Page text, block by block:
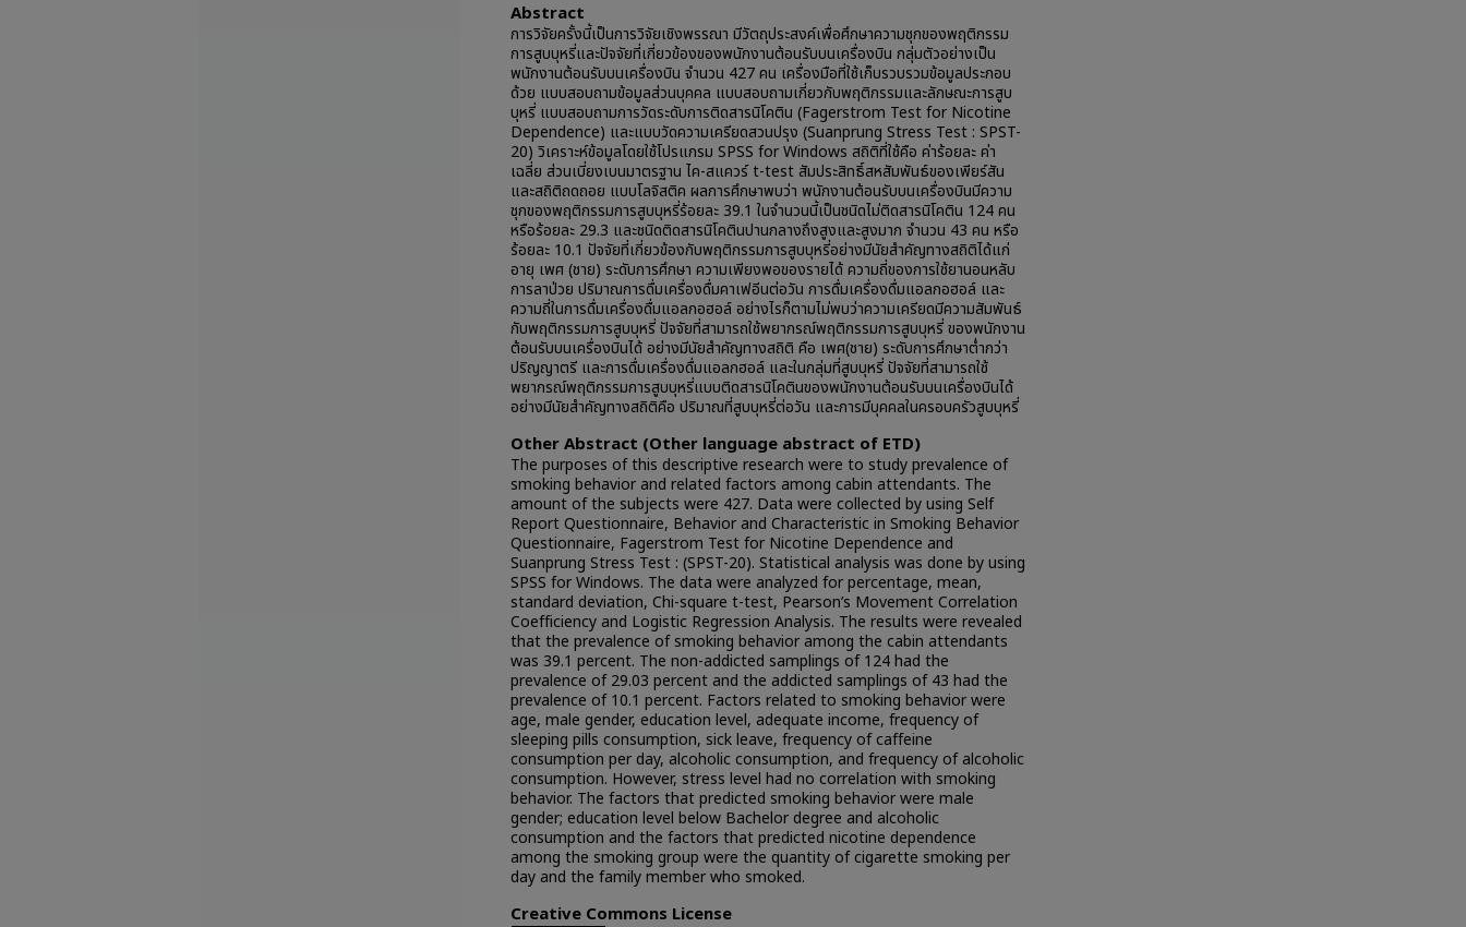
Abstract
การวิจัยครั้งนี้เป็นการวิจัยเชิงพรรณา มีวัตถุประสงค์เพื่อศึกษาความชุกของพฤติกรรม
การสูบบุหรี่และปัจจัยที่เกี่ยวข้องของพนักงานต้อนรับบนเครื่องบิน กลุ่มตัวอย่างเป็น
พนักงานต้อนรับบนเครื่องบิน จำนวน 427 คน เครื่องมือที่ใช้เก็บรวบรวมข้อมูลประกอบ
ด้วย แบบสอบถามข้อมูลส่วนบุคคล แบบสอบถามเกี่ยวกับพฤติกรรมและลักษณะการสูบ
บุหรี่ แบบสอบถามการวัดระดับการติดสารนิโคติน (Fagerstrom Test for Nicotine
Dependence) และแบบวัดความเครียดสวนปรุง (Suanprung Stress Test : SPST-
20) วิเคราะห์ข้อมูลโดยใช้โปรแกรม SPSS for Windows สถิติที่ใช้คือ ค่าร้อยละ ค่า
เฉลี่ย ส่วนเบี่ยงเบนมาตรฐาน ไค-สแควร์ t-test สัมประสิทธิ์สหสัมพันธ์ของเพียร์สัน
และสถิติถดถอย แบบโลจิสติค ผลการศึกษาพบว่า พนักงานต้อนรับบนเครื่องบินมีความ
ชุกของพฤติกรรมการสูบบุหรี่ร้อยละ 39.1 ในจำนวนนี้เป็นชนิดไม่ติดสารนิโคติน 124 คน
หรือร้อยละ 29.3 และชนิดติดสารนิโคตินปานกลางถึงสูงและสูงมาก จำนวน 43 คน หรือ
ร้อยละ 10.1 ปัจจัยที่เกี่ยวข้องกับพฤติกรรมการสูบบุหรี่อย่างมีนัยสำคัญทางสถิติได้แก่
อายุ เพศ (ชาย) ระดับการศึกษา ความเพียงพอของรายได้ ความถี่ของการใช้ยานอนหลับ
การลาป่วย ปริมาณการดื่มเครื่องดื่มคาเฟอีนต่อวัน การดื่มเครื่องดื่มแอลกอฮอล์ และ
ความถี่ในการดื่มเครื่องดื่มแอลกอฮอล์ อย่างไรก็ตามไม่พบว่าความเครียดมีความสัมพันธ์
กับพฤติกรรมการสูบบุหรี่ ปัจจัยที่สามารถใช้พยากรณ์พฤติกรรมการสูบบุหรี่ ของพนักงาน
ต้อนรับบนเครื่องบินได้ อย่างมีนัยสำคัญทางสถิติ คือ เพศ(ชาย) ระดับการศึกษาต่ำกว่า
ปริญญาตรี และการดื่มเครื่องดื่มแอลกฮอล์ และในกลุ่มที่สูบบุหรี่ ปัจจัยที่สามารถใช้
พยากรณ์พฤติกรรมการสูบบุหรี่แบบติดสารนิโคตินของพนักงานต้อนรับบนเครื่องบินได้
อย่างมีนัยสำคัญทางสถิติคือ ปริมาณที่สูบบุหรี่ต่อวัน และการมีบุคคลในครอบครัวสูบบุหรี่
Other Abstract (Other language abstract of ETD)
The purposes of this descriptive research were to study prevalence of
smoking behavior and related factors among cabin attendants. The
amount of the subjects were 427. Data were collected by using Self
Report Questionnaire, Behavior and Characteristic in Smoking Behavior
Questionnaire, Fagerstrom Test for Nicotine Dependence and
Suanprung Stress Test : (SPST-20). Statistical analysis was done by using
SPSS for Windows. The data were analyzed for percentage, mean,
standard deviation, Chi-square t-test, Pearson’s Movement Correlation
Coefficiency and Logistic Regression Analysis. The results were revealed
that the prevalence of smoking behavior among the cabin attendants
was 39.1 percent. The non-addicted samplings of 124 had the
prevalence of 29.03 percent and the addicted samplings of 43 had the
prevalence of 10.1 percent. Factors related to smoking behavior were
age, male gender, education level, adequate income, frequency of
sleeping pills consumption, sick leave, frequency of caffeine
consumption per day, alcoholic consumption, and frequency of alcoholic
consumption. However, stress level had no correlation with smoking
behavior. The factors that predicted smoking behavior were male
gender; education level below Bachelor degree and alcoholic
consumption and the factors that predicted nicotine dependence
among the smoking group were the quantity of cigarette smoking per
day and the family member who smoked.
Creative Commons License